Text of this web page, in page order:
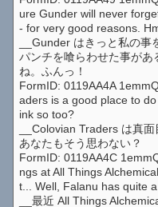
ure Gunder will never
- for very good reasons.
__Gunder はきっと私の
パンチを喰らわせた事が
ね。ふんっ！
FormID: 0119AA4A
aders is a good place to
ink so too?
__Colovian Traders は真
あなたもそう思わない？
FormID: 0119AA4C
ngs at All Things
t... Well, Falanu has quite
__最近 All Things